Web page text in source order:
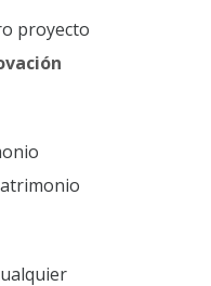
proyecto